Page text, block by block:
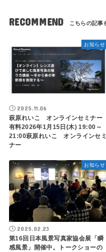
RECOMMEND
お知らせ
2025.11.06
萩原れいこ オンラインセミナー
有料2026年1月15日(木) 19:00～
21:00萩原れいこ オンラインセミ
ナー
お知らせ
2025.02.23
第16回日本風景写真家協会展「瞬
感風景」開催中。トークショーの